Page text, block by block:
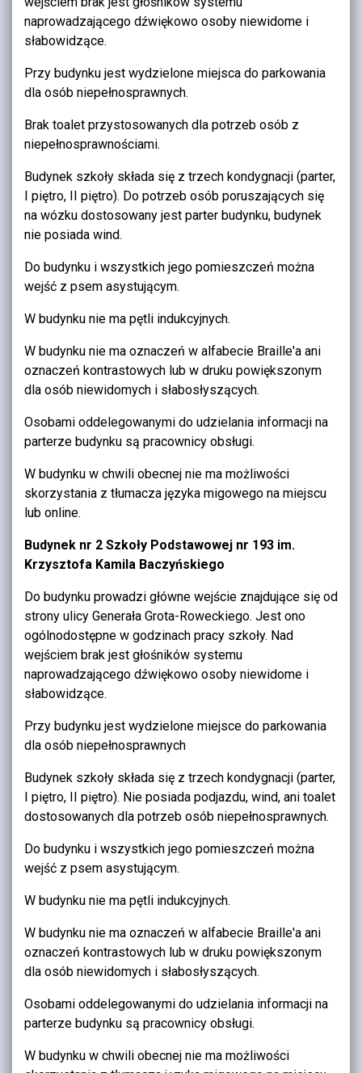
naprowadzającego dźwiękowo osoby niewidome i
słabowidzące.
Przy budynku jest wydzielone miejsca do parkowania
dla osób niepełnosprawnych.
Brak toalet przystosowanych dla potrzeb osób z
niepełnosprawnościami.
Budynek szkoły składa się z trzech kondygnacji (parter,
I piętro, II piętro). Do potrzeb osób poruszających się
na wózku dostosowany jest parter budynku, budynek
nie posiada wind.
Do budynku i wszystkich jego pomieszczeń można
wejść z psem asystującym.
W budynku nie ma pętli indukcyjnych.
W budynku nie ma oznaczeń w alfabecie Braille'a ani
oznaczeń kontrastowych lub w druku powiększonym
dla osób niewidomych i słabosłyszących.
Osobami oddelegowanymi do udzielania informacji na
parterze budynku są pracownicy obsługi.
W budynku w chwili obecnej nie ma możliwości
skorzystania z tłumacza języka migowego na miejscu
lub online.
Budynek nr 2 Szkoły Podstawowej nr 193 im.
Krzysztofa Kamila Baczyńskiego
Do budynku prowadzi główne wejście znajdujące się od
strony ulicy Generała Grota-Roweckiego. Jest ono
ogólnodostępne w godzinach pracy szkoły. Nad
wejściem brak jest głośników systemu
naprowadzającego dźwiękowo osoby niewidome i
słabowidzące.
Przy budynku jest wydzielone miejsce do parkowania
dla osób niepełnosprawnych
Budynek szkoły składa się z trzech kondygnacji (parter,
I piętro, II piętro). Nie posiada podjazdu, wind, ani toalet
dostosowanych dla potrzeb osób niepełnosprawnych.
Do budynku i wszystkich jego pomieszczeń można
wejść z psem asystującym.
W budynku nie ma pętli indukcyjnych.
W budynku nie ma oznaczeń w alfabecie Braille'a ani
oznaczeń kontrastowych lub w druku powiększonym
dla osób niewidomych i słabosłyszących.
Osobami oddelegowanymi do udzielania informacji na
parterze budynku są pracownicy obsługi.
W budynku w chwili obecnej nie ma możliwości